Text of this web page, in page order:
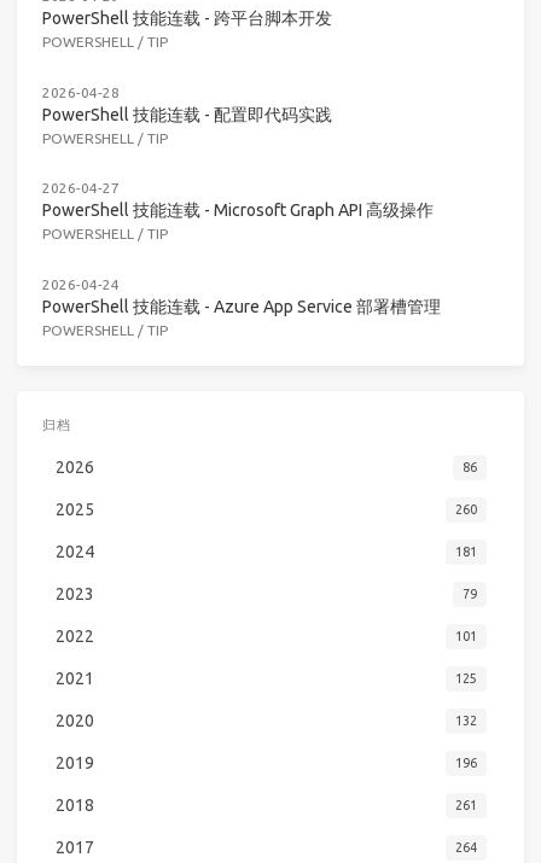
PowerShell 技能连载 - 跨平台脚本开发
POWERSHELL / TIP
2026-04-28
PowerShell 技能连载 - 配置即代码实践
POWERSHELL / TIP
2026-04-27
PowerShell 技能连载 - Microsoft Graph API 高级操作
POWERSHELL / TIP
2026-04-24
PowerShell 技能连载 - Azure App Service 部署槽管理
POWERSHELL / TIP
归档
2026 86
2025 260
2024 181
2023 79
2022 101
2021 125
2020 132
2019 196
2018 261
2017 264